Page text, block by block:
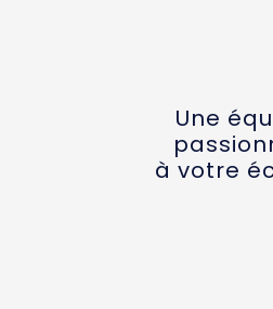
Une
à votre